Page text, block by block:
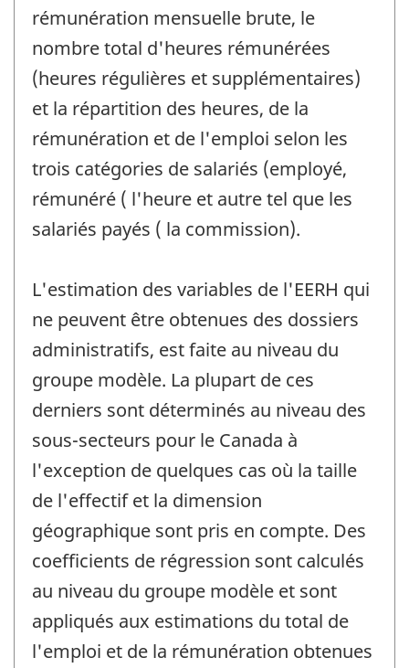
rémunération mensuelle brute, le
nombre total d'heures rémunérées
(heures régulières et supplémentaires)
et la répartition des heures, de la
rémunération et de l'emploi selon les
trois catégories de salariés (employé,
rémunéré ( l'heure et autre tel que les
salariés payés ( la commission).
L'estimation des variables de l'EERH qui
ne peuvent être obtenues des dossiers
administratifs, est faite au niveau du
groupe modèle. La plupart de ces
derniers sont déterminés au niveau des
sous-secteurs pour le Canada à
l'exception de quelques cas où la taille
de l'effectif et la dimension
géographique sont pris en compte. Des
coefficients de régression sont calculés
au niveau du groupe modèle et sont
appliqués aux estimations du total de
l'emploi et de la rémunération obtenues